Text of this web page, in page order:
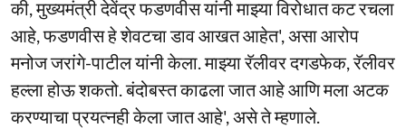
की, मुख्यमंत्री देवेंद्र फडणवीस यांनी माझ्या विरोधात कट रचला
आहे, फडणवीस हे शेवटचा डाव आखत आहेत', असा आरोप
मनोज जरांगे-पाटील यांनी केला. माझ्या रॅलीवर दगडफेक, रॅलीवर
हल्ला होऊ शकतो. बंदोबस्त काढला जात आहे आणि मला अटक
करण्याचा प्रयत्नही केला जात आहे', असे ते म्हणाले.